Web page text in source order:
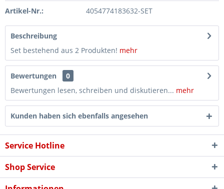
Artikel-Nr.: 4054774183632-SET
Beschreibung
Set bestehend aus 2 Produkten! mehr
Bewertungen
0
Bewertungen lesen, schreiben und diskutieren... mehr
Kunden haben sich ebenfalls angesehen
Service Hotline
Shop Service